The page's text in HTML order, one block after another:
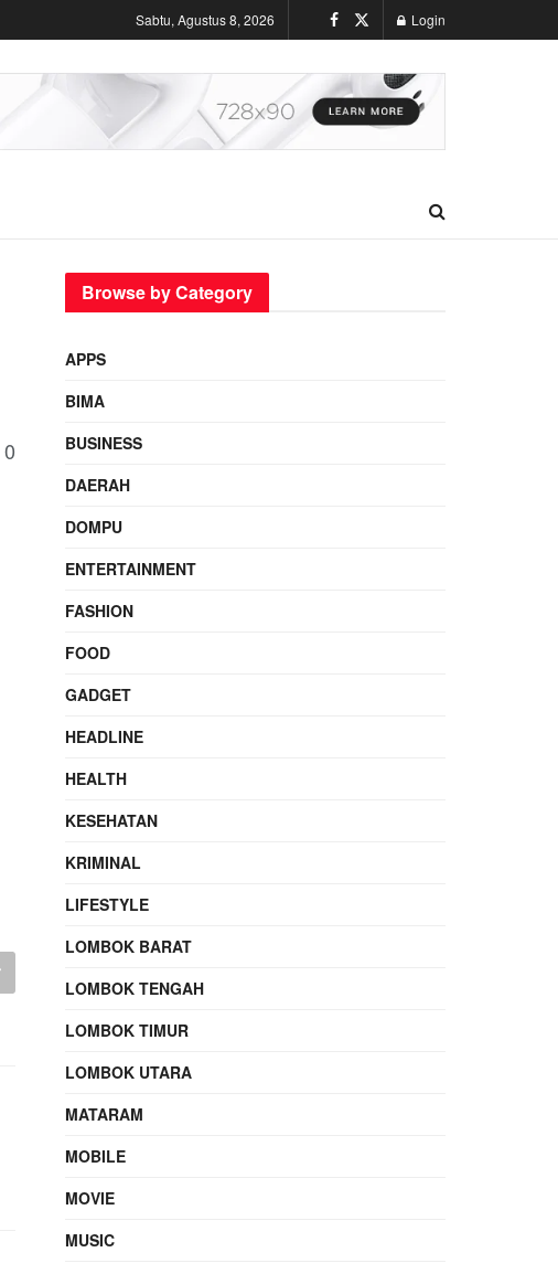
Sabtu, Agustus 8, 2026 Login
0
Browse by Category
APPS
BIMA
BUSINESS
DAERAH
DOMPU
ENTERTAINMENT
FASHION
FOOD
GADGET
HEADLINE
HEALTH
KESEHATAN
KRIMINAL
LIFESTYLE
LOMBOK BARAT
LOMBOK TENGAH
LOMBOK TIMUR
LOMBOK UTARA
MATARAM
MOBILE
MOVIE
MUSIC